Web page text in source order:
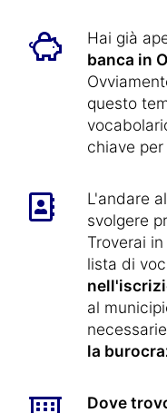
Hai già
banca in
questo
chiave
L'andare
svolgere
Troverai
lista di
al
la
Dove